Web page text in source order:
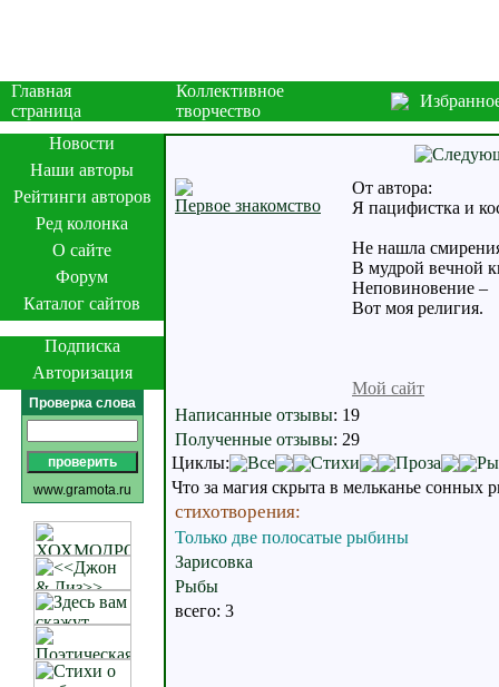
Главная
страница
Коллективное
творчество
Новости
Наши авторы
Рейтинги авторов
Ред колонка
О сайте
Форум
Каталог сайтов
Подписка
Авторизация
Проверка слова
www.gramota.ru
Первое знакомство
От автора:
Я пацифистка и
Не нашла
В мудрой вечной
Неповиновение –
Вот моя религия.
Мой сайт
Написанные отзывы: 19
Полученные отзывы: 29
Циклы:
Все Стихи Проза
Что за магия скрыта в мельканье сонных
стихотворения:
Только две полосатые рыбины
Зарисовка
Рыбы
всего: 3